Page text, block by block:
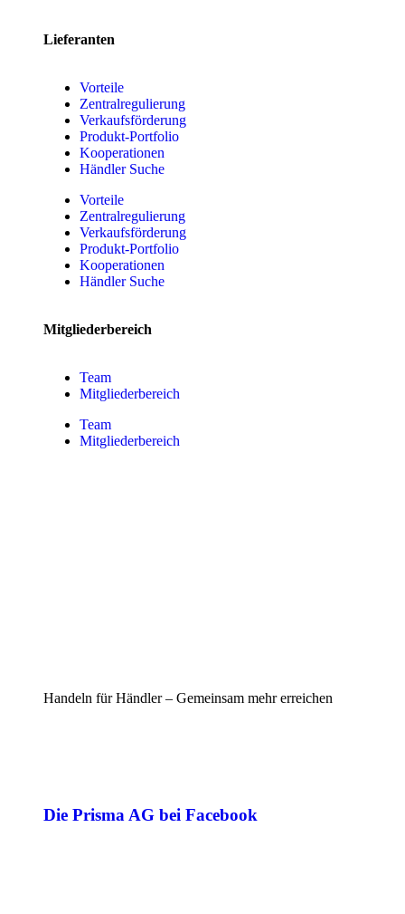
Lieferanten
Vorteile
Zentralregulierung
Verkaufsförderung
Produkt-Portfolio
Kooperationen
Händler Suche
Vorteile
Zentralregulierung
Verkaufsförderung
Produkt-Portfolio
Kooperationen
Händler Suche
Mitgliederbereich
Team
Mitgliederbereich
Team
Mitgliederbereich
Handeln für Händler – Gemeinsam mehr erreichen
Die Prisma AG bei Facebook